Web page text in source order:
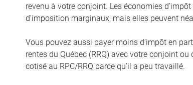
revenu à votre conjoint. Les économies
d’imposition marginaux, mais elles peuvent
Vous pouvez aussi payer moins d’impôt en
rentes du Québec (RRQ) avec votre conjoint
cotisé au RPC/RRQ parce qu’il a peu travaillé.